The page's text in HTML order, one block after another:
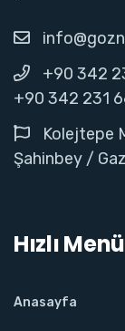
+90 342
+90 342 231
Kolejtepe
Şahinbey /
Hızlı Menü
Anasayfa